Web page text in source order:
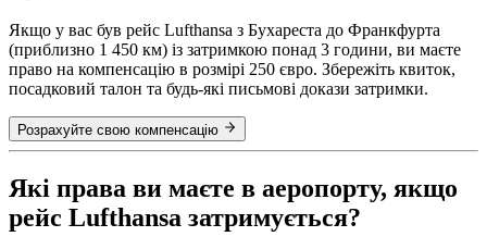
Якщо у вас був рейс Lufthansa з Бухареста до Франкфурта
(приблизно 1 450 км) із затримкою понад 3 години, ви маєте
право на компенсацію в розмірі 250 євро. Збережіть квиток,
посадковий талон та будь-які письмові докази затримки.
Розрахуйте свою компенсацію
Які права ви маєте в аеропорту, якщо
рейс Lufthansa затримується?